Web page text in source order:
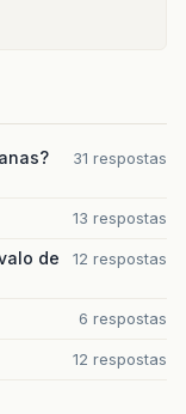
31 respostas
13 respostas
de
12 respostas
6 respostas
12 respostas